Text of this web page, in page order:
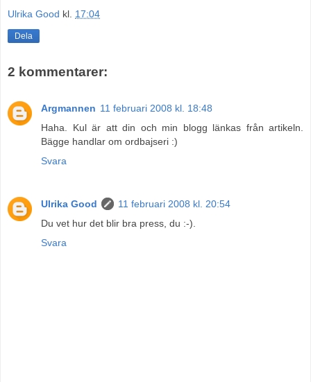
Ulrika Good kl. 17:04
Dela
2 kommentarer:
Argmannen 11 februari 2008 kl. 18:48
Haha. Kul är att din och min blogg länkas från artikeln.
Bägge handlar om ordbajseri :)
Svara
Ulrika Good
11 februari 2008 kl. 20:54
Du vet hur det blir bra press, du :-).
Svara